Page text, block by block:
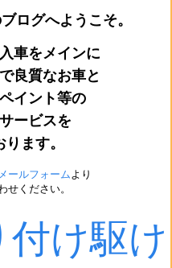
ログへようこそ。
車をメインに
良質なお車と
イント等の
ービスを
ます。
ールフォームより
せください。
け駆け